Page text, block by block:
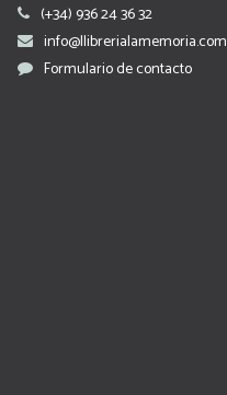
(+34) 936 24 36 32
info@llibrerialamemoria.com
Formulario de contacto